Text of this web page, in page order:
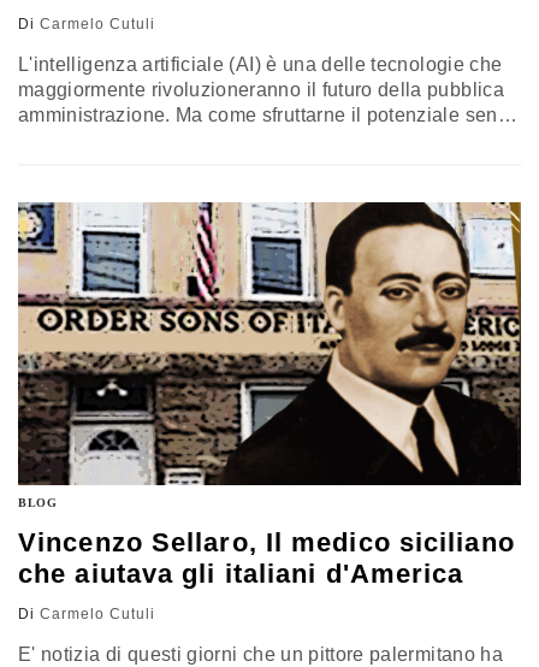
Di Carmelo Cutuli
L'intelligenza artificiale (AI) è una delle tecnologie che
maggiormente rivoluzioneranno il futuro della pubblica
amministrazione. Ma come sfruttarne il potenziale senza
Carmelo Cutuli (ISSRF Editore). Attraverso chiari
esempi pratici, l'autore delinea una visione di "PA
aumentata", in cui…
BLOG
Vincenzo Sellaro, Il medico siciliano
che aiutava gli italiani d'America
Di Carmelo Cutuli
E' notizia di questi giorni che un pittore palermitano ha